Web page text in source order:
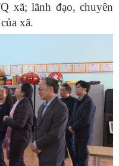
xã; lãnh đạo, chuyên
xã.